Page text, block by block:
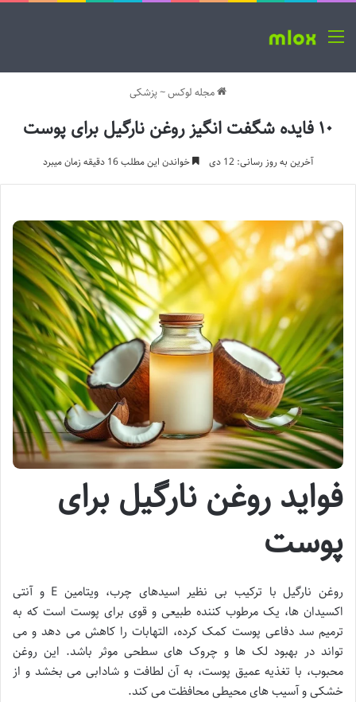
منو
مجله لوکس~پزشکی
۱۰ فایده شگفت انگیز روغن نارگیل برای پوست
آخرین به روز رسانی: 12 دی خواندن این مطلب 16 دقیقه زمان میبرد
فواید روغن نارگیل برای
پوست
روغن نارگیل با ترکیب بی نظیر اسیدهای چرب، ویتامین E و آنتی
اکسیدان ها، یک مرطوب کننده طبیعی و قوی برای پوست است که به
ترمیم سد دفاعی پوست کمک کرده، التهابات را کاهش می دهد و می
تواند در بهبود لک ها و چروک های سطحی موثر باشد. این روغن
محبوب، با تغذیه عمیق پوست، به آن لطافت و شادابی می بخشد و از
خشکی و آسیب های محیطی محافظت می کند.